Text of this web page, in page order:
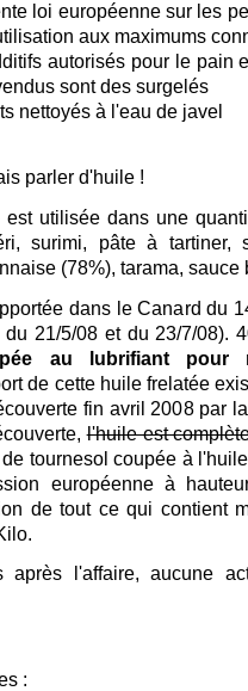
loi européenne sur les
aux maximums
autorisés pour le pain
sont des surgelés
nettoyés à l'eau de javel
parler d'huile !
utilisée dans une
surimi, pâte à tartiner,
(78%), tarama, sauce
dans le Canard du
21/5/08 et du 23/7/08).
au lubrifiant pour
de cette huile frelatée
fin avril 2008 par
l'huile est
tournesol coupée à
européenne à
de tout ce qui contient
après l'affaire, aucune
: